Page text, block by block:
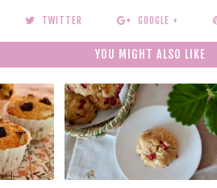
TWITTER GOOGLE +
YOU MIGHT ALSO LIKE